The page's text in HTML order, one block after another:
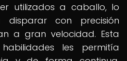
utilizados a caballo, lo
con precisión
a gran velocidad. Esta
les permitía